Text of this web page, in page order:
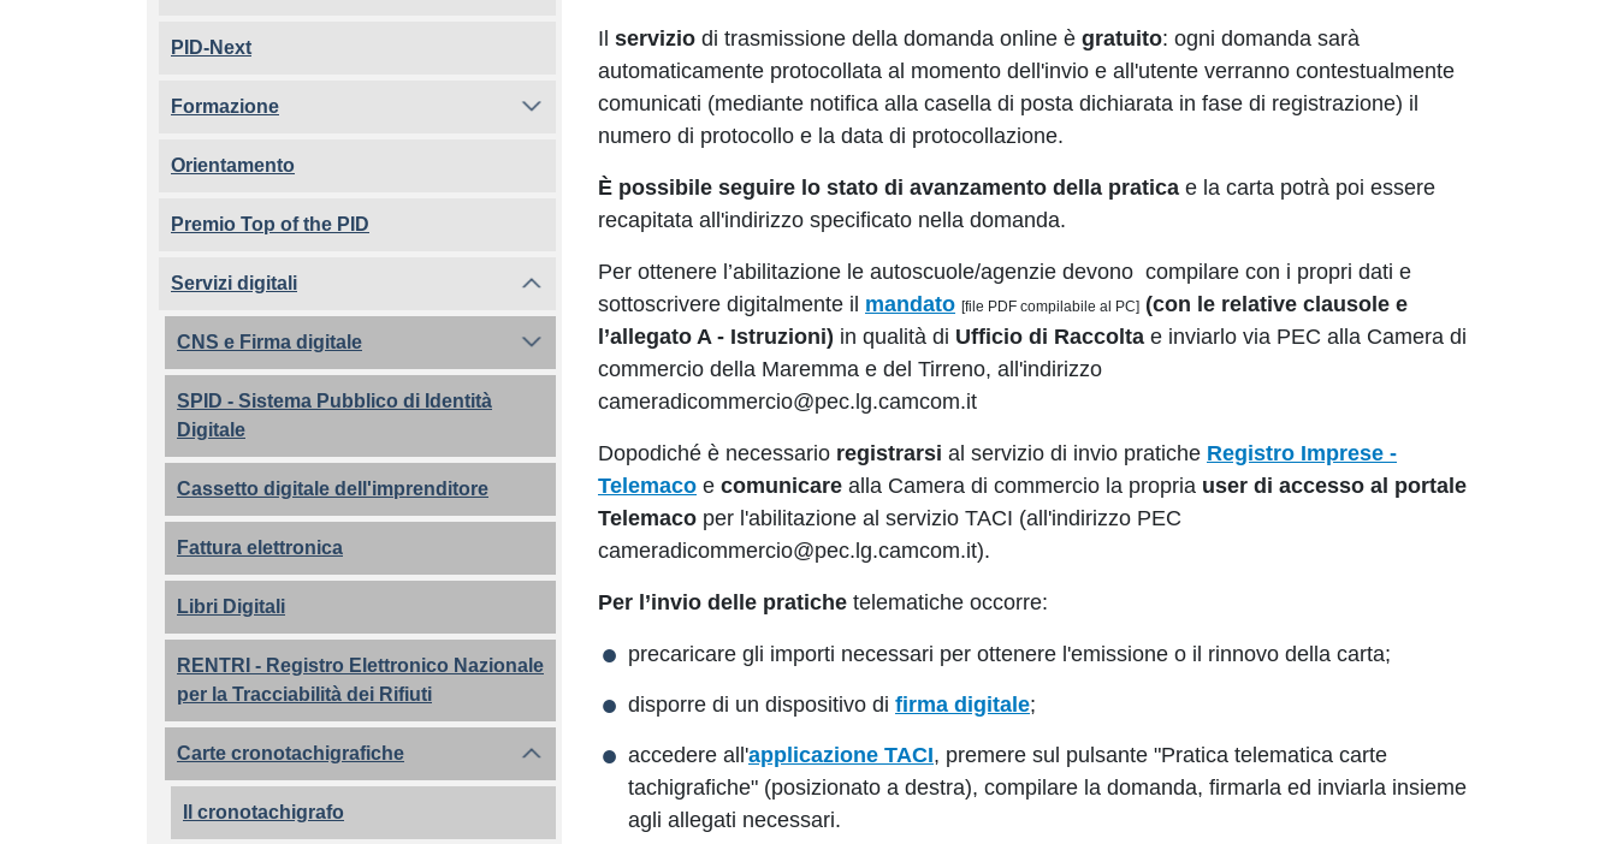
Il servizio di trasmissione della domanda online è gratuito: ogni domanda sarà
automaticamente protocollata al momento dell'invio e all'utente verranno contestualmente
comunicati (mediante notifica alla casella di posta dichiarata in fase di registrazione) il
numero di protocollo e la data di protocollazione.
È possibile seguire lo stato di avanzamento della pratica e la carta potrà poi essere
recapitata all'indirizzo specificato nella domanda.
Per ottenere l’abilitazione le autoscuole/agenzie devono compilare con i propri dati e
sottoscrivere digitalmente il mandato [file PDF compilabile al PC] (con le relative clausole e
l’allegato A - Istruzioni) in qualità di Ufficio di Raccolta e inviarlo via PEC alla Camera di
commercio della Maremma e del Tirreno, all'indirizzo
cameradicommercio@pec.lg.camcom.it
Dopodiché è necessario registrarsi al servizio di invio pratiche Registro Imprese -
Telemaco e comunicare alla Camera di commercio la propria user di accesso al portale
Telemaco per l'abilitazione al servizio TACI (all'indirizzo PEC
cameradicommercio@pec.lg.camcom.it).
Per l’invio delle pratiche telematiche occorre:
precaricare gli importi necessari per ottenere l'emissione o il rinnovo della carta;
disporre di un dispositivo di firma digitale;
accedere all'applicazione TACI, premere sul pulsante "Pratica telematica carte
tachigrafiche" (posizionato a destra), compilare la domanda, firmarla ed inviarla insieme
agli allegati necessari.
PID-Next
Formazione
Orientamento
Premio Top of the PID
Servizi digitali
CNS e Firma digitale
SPID - Sistema Pubblico di Identità
Digitale
Cassetto digitale dell'imprenditore
Fattura elettronica
Libri Digitali
RENTRI - Registro Elettronico Nazionale
per la Tracciabilità dei Rifiuti
Carte cronotachigrafiche
Il cronotachigrafo